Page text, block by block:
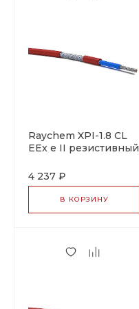
Raychem XPI-1.8 CL
EEx e II резистивный
4 237 ₽
В КОРЗИНУ